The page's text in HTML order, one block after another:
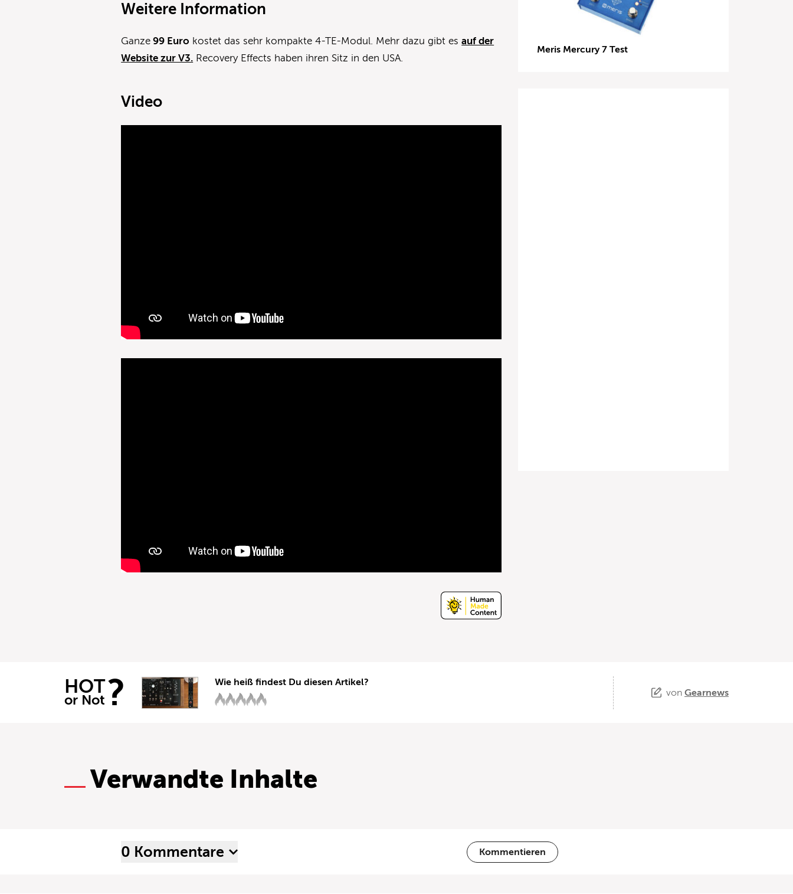
Weitere Information
Ganze 99 Euro kostet das sehr kompakte 4-TE-Modul. Mehr dazu gibt esauf der
Website zur V3. Recovery Effects haben ihren Sitz in den USA.
Video
Meris Mercury 7 Test
HOT
or Not ?
Wie heiß findest Du diesen Artikel?
von Gearnews
Verwandte Inhalte
0 Kommentare Kommentieren